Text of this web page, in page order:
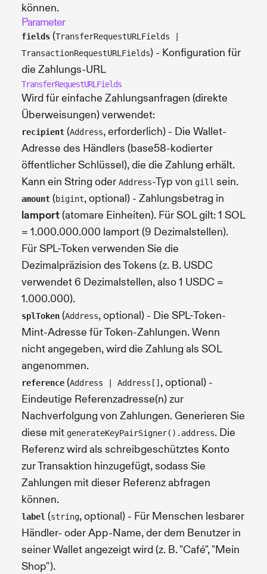
können.
Parameter
fields (TransferRequestURLFields |
TransactionRequestURLFields) - Konfiguration für
die Zahlungs-URL
TransferRequestURLFields
Wird für einfache Zahlungsanfragen (direkte
Überweisungen) verwendet:
recipient (Address, erforderlich) - Die Wallet-
Adresse des Händlers (base58-kodierter
öffentlicher Schlüssel), die die Zahlung erhält.
Kann ein String oder Address-Typ von gill sein.
amount (bigint, optional) - Zahlungsbetrag in
lamport(atomare Einheiten). Für SOL gilt: 1 SOL
= 1.000.000.000 lamport (9 Dezimalstellen).
Für SPL-Token verwenden Sie die
Dezimalpräzision des Tokens (z. B. USDC
verwendet 6 Dezimalstellen, also 1 USDC =
1.000.000).
splToken (Address, optional) - Die SPL-Token-
Mint-Adresse für Token-Zahlungen. Wenn
nicht angegeben, wird die Zahlung als SOL
angenommen.
reference (Address | Address[] , optional) -
Eindeutige Referenzadresse(n) zur
Nachverfolgung von Zahlungen. Generieren Sie
diese mit generateKeyPairSigner().address. Die
Referenz wird als schreibgeschütztes Konto
zur Transaktion hinzugefügt, sodass Sie
Zahlungen mit dieser Referenz abfragen
können.
label (string, optional) - Für Menschen lesbarer
Händler- oder App-Name, der dem Benutzer in
seiner Wallet angezeigt wird (z. B. "Café", "Mein
Shop").